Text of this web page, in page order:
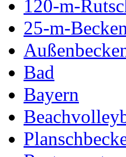
120-m-
25-m-
Bad
Bayern